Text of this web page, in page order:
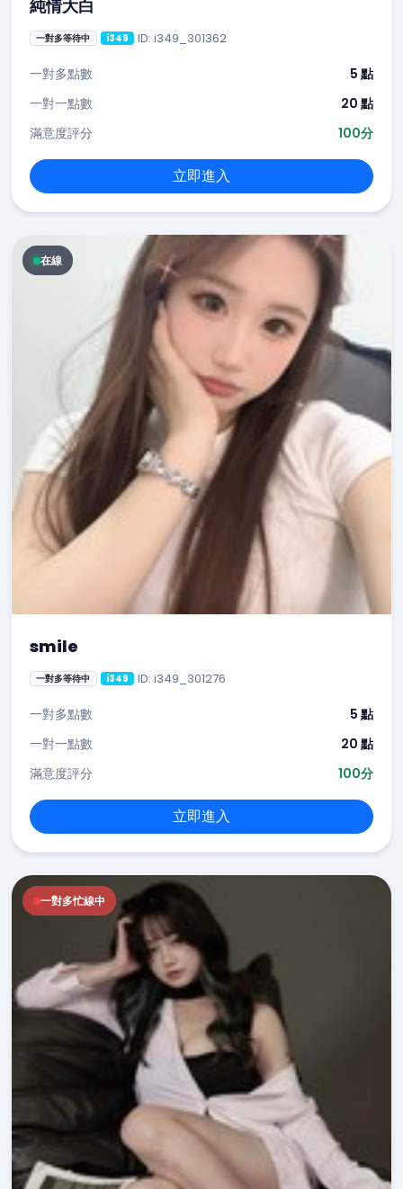
純情大白
一對多等待中 i349 ID: i349_301362
一對多點數
5 點
一對一點數
20 點
滿意度評分
100分
立即進入
在線
smile
一對多等待中 i349 ID: i349_301276
一對多點數
5 點
一對一點數
20 點
滿意度評分
100分
立即進入
一對多忙線中